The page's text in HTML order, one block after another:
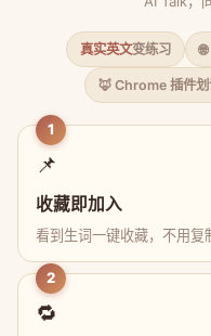
真实英文变练习
🦊 Chrome 插件划
1
📌
收藏即加入
看到生词一键收藏，不用复
2
🔁